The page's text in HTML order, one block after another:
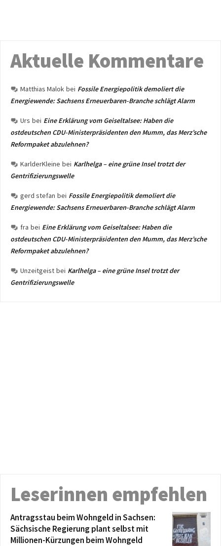
Aktuelle Kommentare
Matthias Malok bei Fossile Energiepolitik demoliert die
Energiewende: Sachsens Erneuerbaren-Branche schlägt Alarm
Urs bei Eine Erklärung vom Geiseltalsee: Haben die
ostdeutschen CDU-Ministerpräsidenten den Mumm, das Merz’sche
Reformpaket abzulehnen?
KarlderKleine bei Karlhelga – eine grüne Insel trotzt der
Gentrifizierungswelle
gerd stefan bei Fossile Energiepolitik demoliert die
Energiewende: Sachsens Erneuerbaren-Branche schlägt Alarm
fra bei Eine Erklärung vom Geiseltalsee: Haben die
ostdeutschen CDU-Ministerpräsidenten den Mumm, das Merz’sche
Reformpaket abzulehnen?
Unzeitgeist bei Karlhelga – eine grüne Insel trotzt der
Gentrifizierungswelle
Leserinnen empfehlen
Antragsstau beim Wohngeld in Sachsen:
Sächsische Regierung plant selbst mit
Millionen-Kürzungen beim Wohngeld